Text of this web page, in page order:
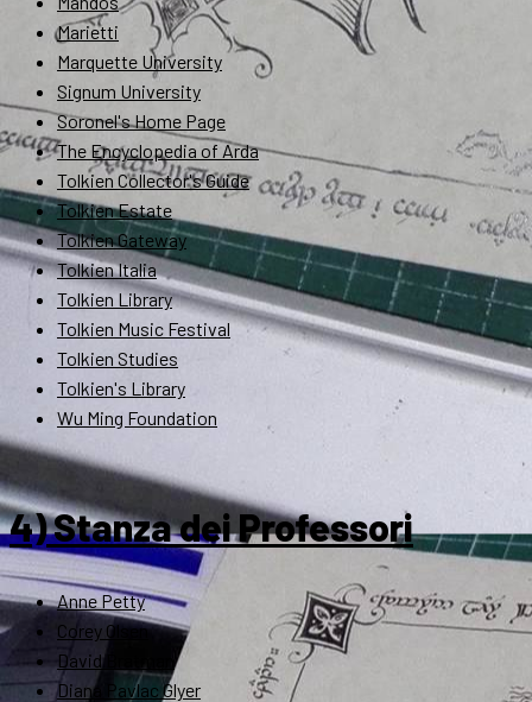
Marietti
Marquette University
Signum University
Soronel's Home Page
The Encyclopedia of Arda
Tolkien Collector's Guide
Tolkien Estate
Tolkien Gateway
Tolkien Italia
Tolkien Library
Tolkien Music Festival
Tolkien Studies
Tolkien's Library
Wu Ming Foundation
4) Stanza dei Professori
Anne Petty
Corey Olsen
David Bratman
Diana Pavlac Glyer